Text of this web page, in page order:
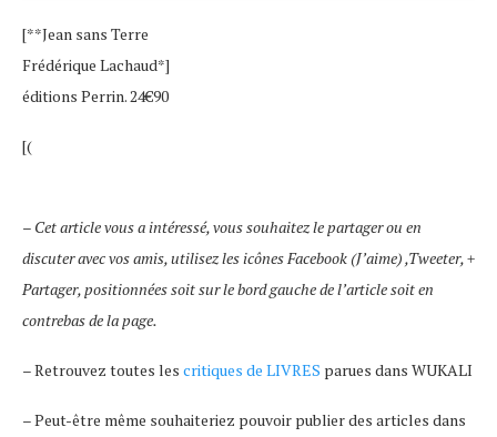
[**Jean sans Terre
Frédérique Lachaud*]
éditions Perrin. 24€90
[(
– Cet article vous a intéressé, vous souhaitez le partager ou en
discuter avec vos amis, utilisez les icônes Facebook (J’aime) ,Tweeter, +
Partager, positionnées soit sur le bord gauche de l’article soit en
contrebas de la page.
– Retrouvez toutes les critiques de LIVRES parues dans WUKALI
– Peut-être même souhaiteriez pouvoir publier des articles dans